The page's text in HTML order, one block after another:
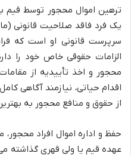
ترهین اموال محجور توسط قیم
یک فرد فاقد صلاحیت قانونی
سرپرست قانونی او است که
الزامات حقوقی خاص خود را
محجور و اخذ تأییدیه از
اقدام حیاتی، نیازمند آگاهی
از حقوق و منافع محجور به
حفظ و اداره اموال افراد
عهده قیم یا ولی قهری گذاشته